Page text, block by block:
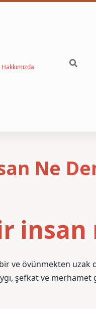
Hakkımızda
Ne
insan
ve övünmekten
şefkat ve